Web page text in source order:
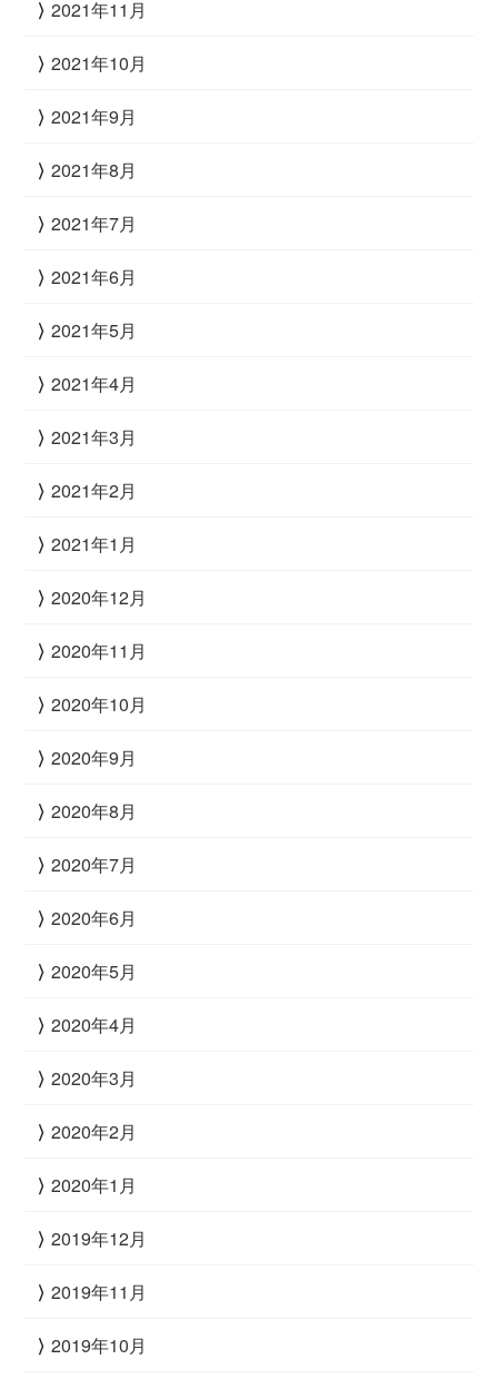
2021年11月
2021年10月
2021年9月
2021年8月
2021年7月
2021年6月
2021年5月
2021年4月
2021年3月
2021年2月
2021年1月
2020年12月
2020年11月
2020年10月
2020年9月
2020年8月
2020年7月
2020年6月
2020年5月
2020年4月
2020年3月
2020年2月
2020年1月
2019年12月
2019年11月
2019年10月